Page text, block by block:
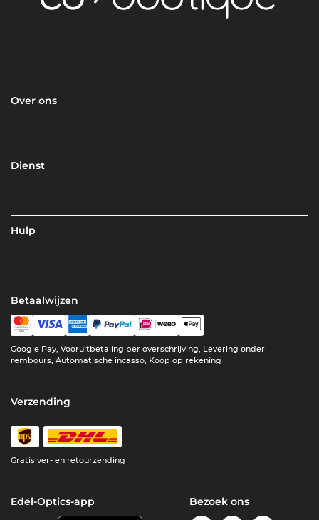
Over ons
Dienst
Hulp
Betaalwijzen
Google Pay, Vooruitbetaling per overschrijving, Levering onder
rembours, Automatische incasso, Koop op rekening
Verzending
Gratis ver- en retourzending
Edel-Optics-app Bezoek ons